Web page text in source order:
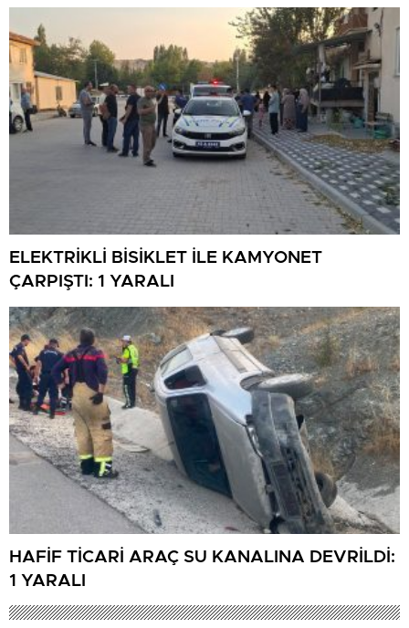
ELEKTRİKLİ BİSİKLET İLE KAMYONET
ÇARPIŞTI: 1 YARALI
HAFİF TİCARİ ARAÇ SU KANALINA DEVRİLDİ:
1 YARALI